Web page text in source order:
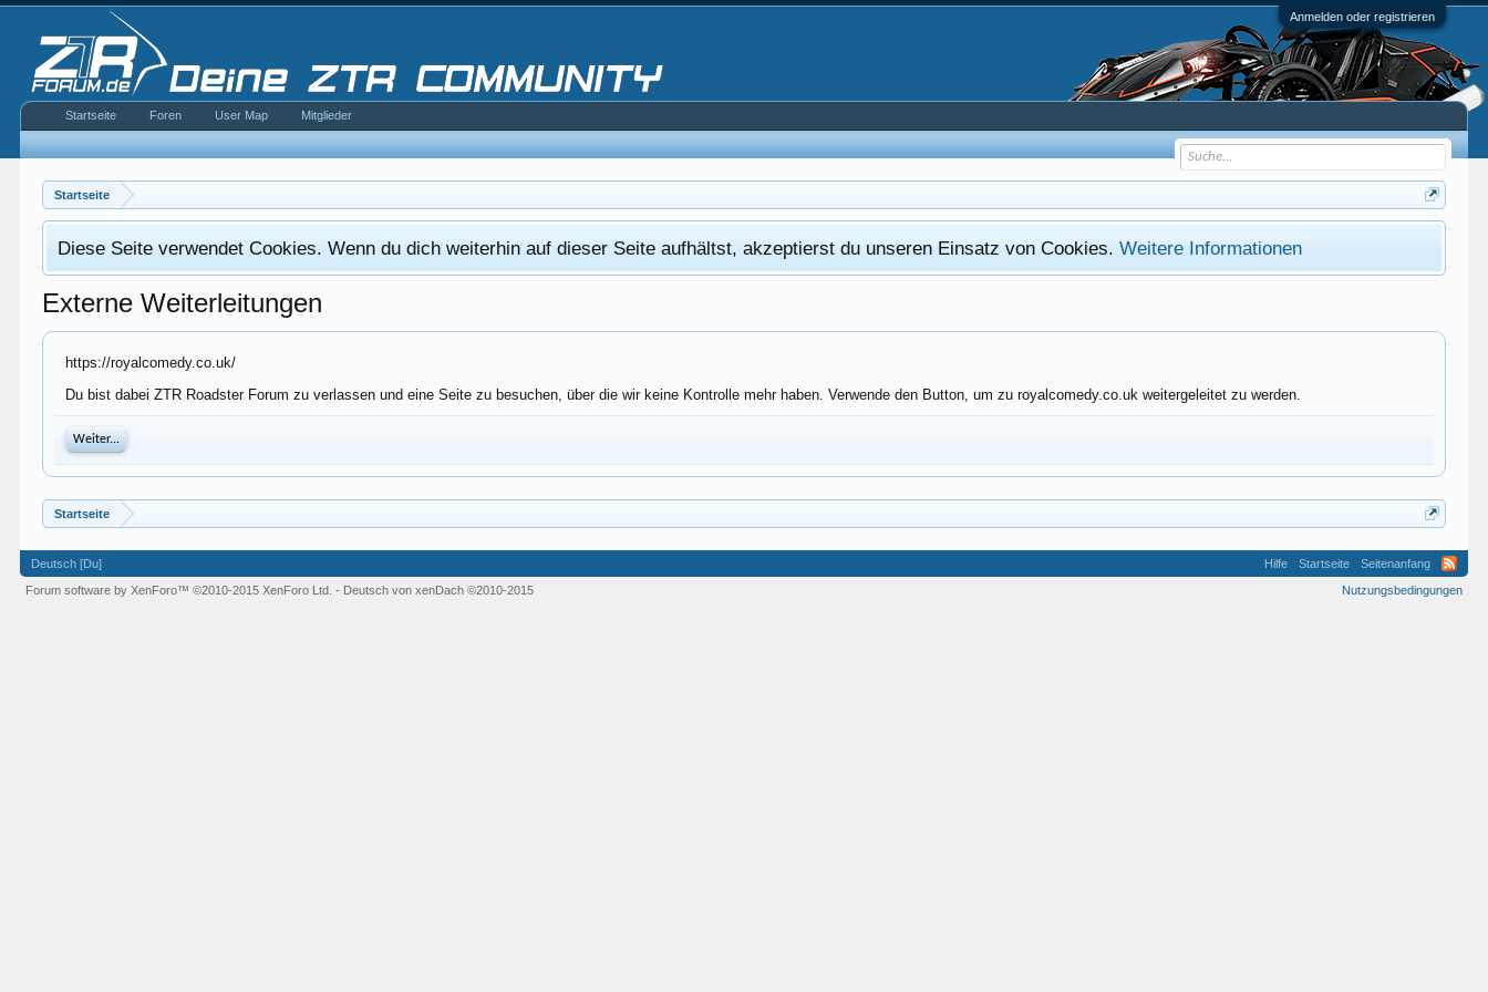
Anmelden oder registrieren
Startseite
Diese Seite verwendet Cookies. Wenn du dich weiterhin auf dieser Seite aufhältst, akzeptierst du unseren Einsatz von Cookies.Weitere Informationen
Externe Weiterleitungen
https://royalcomedy.co.uk/
Du bist dabei ZTR Roadster Forum zu verlassen und eine Seite zu besuchen, über die wir keine Kontrolle mehr haben. Verwende den Button, um zu royalcomedy.co.uk weitergeleitet zu werden.
Weiter...
Startseite
Startseite Foren User Map Mitglieder
Deutsch [Du] Hilfe Startseite
Seitenanfang
Nutzungsbedingungen
Forum software by XenForo™©2010-2015 XenForo Ltd. - Deutsch von xenDach©2010-2015